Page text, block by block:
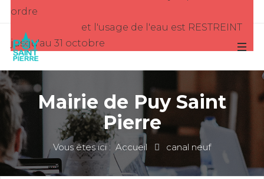
ordre
et l'usage de l'eau est RESTREINT
jusqu'au 31 octobre
Mairie de Puy Saint
Pierre
Vous êtes ici :Accueil canal neuf